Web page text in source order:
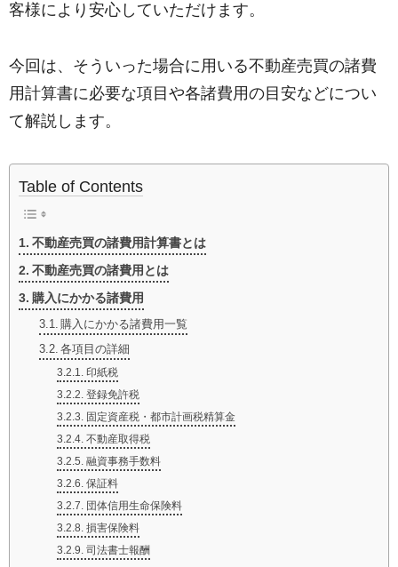
客様により安心していただけます。
今回は、そういった場合に用いる不動産売買の諸費
用計算書に必要な項目や各諸費用の目安などについ
て解説します。
Table of Contents
不動産売買の諸費用計算書とは
不動産売買の諸費用とは
購入にかかる諸費用
購入にかかる諸費用一覧
各項目の詳細
印紙税
登録免許税
固定資産税・都市計画税精算金
不動産取得税
融資事務手数料
保証料
団体信用生命保険料
損害保険料
司法書士報酬